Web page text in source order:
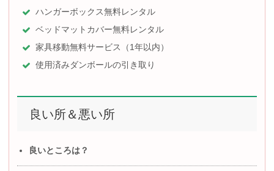
ハンガーボックス無料レンタル
ベッドマットカバー無料レンタル
家具移動無料サービス（1年以内）
使用済みダンボールの引き取り
良い所＆悪い所
良いところは？